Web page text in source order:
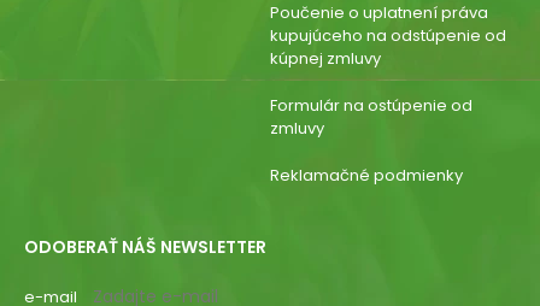
Poučenie o uplatnení práva
kupujúceho na odstúpenie od
kúpnej zmluvy
Formulár na ostúpenie od
zmluvy
Reklamačné podmienky
ODOBERAŤ NÁŠ NEWSLETTER
e-mail